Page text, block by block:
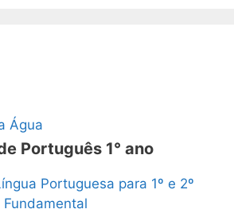
Água
Português 1° ano
Portuguesa para 1º e 2º